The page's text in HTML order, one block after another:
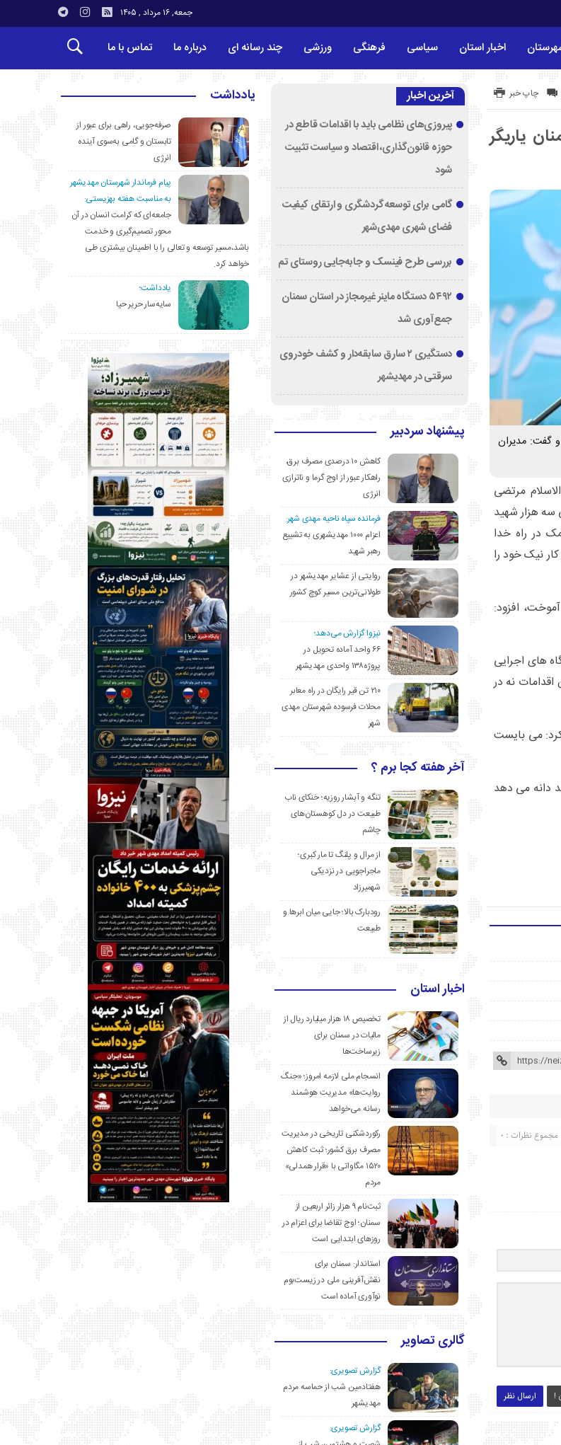
جمعه, ۱۶ مرداد , ۱۴۰۵
اخبار استان سیاسی فرهنگی ورزشی چند رسانه ای درباره ما تماس با ما
چاپ خبر
یاریگر
و گفت: مدیران
مرتضی
سه هزار شهید
در راه خدا
نیک خود را
افزود:
های اجرایی
نه در
می بایست
دانه می دهد
مجموع نظرات : 0
ارسال نظر !
آخرین اخبار
پیروزی‌های نظامی باید با اقدامات قاطع در
حوزه قانون‌گذاری، اقتصاد و سیاست تثبیت
شود
گامی برای توسعه گردشگری و ارتقای کیفیت
فضای شهری مهدی‌شهر
بررسی طرح فینسک و جابه‌جایی روستای تم
۵۴۹۲ دستگاه ماینر غیرمجاز در استان سمنان
جمع‌آوری شد
دستگیری ۲ سارق سابقه‌دار و کشف خودروی
سرقتی در مهدیشهر
پیشنهاد سردبیر
کاهش ۱۰ درصدی مصرف برق،
راهکار عبور از اوج گرما و ناترازی
انرژی
فرمانده سپاه ناحیه مهدی شهر:
اعزام ۱۰۰۰ مهدیشهری به تشییع
رهبر شهید
روایتی از عشایر مهدیشهر در
طولانی‌ترین مسیر کوچ کشور
نیزوا گزارش می‌دهد؛
۶۶ واحد آماده تحویل در
پروژه۱۳۸ واحدی مهدیشهر
۲۱۰ تن قیر رایگان در راه معابر
محلات فرسوده شهرستان مهدی
شهر
آخر هفته کجا برم ؟
تنگه و آبشار روزیه؛ خنکای ناب
طبیعت در دل کوهستان‌های
چاشم
از مرال و پلنگ تا مار کبری؛
ماجراجویی در نزدیکی
شهمیرزاد
رودبارک بالا؛ جایی میان ابرها و
طبیعت
اخبار استان
تخصیص ۱۸ هزار میلیارد ریال از
مالیات در سمنان برای
زیرساخت‌ها
انسجام ملی لازمه امروز؛ «جنگ
روایت‌ها» مدیریت هوشمند
رسانه می‌خواهد
رکوردشکنی تاریخی در مدیریت
مصرف برق کشور؛ ثبت کاهش
۱۵۲۰ مگاواتی با «قرار همدلی»
مردم
ثبت‌نام ۹ هزار زائر اربعین از
سمنان؛ اوج تقاضا برای اعزام در
روزهای ابتدایی است
استاندار: سمنان برای
نقش‌آفرینی ملی در زیست‌بوم
نوآوری آماده است
گالری تصاویر
گزارش تصویری:
هفتادمین شب از حماسه مردم
مهدیشهر
گزارش تصویری:
یادداشت
صرفه‌جویی، راهی برای عبور از
تابستان و گامی به‌سوی آینده
انرژی
پیام فرماندار شهرستان مهدیشهر
به مناسبت هفته بهزیستی:
جامعه‌ای که کرامت انسان در آن
محور تصمیم‌گیری و خدمت
باشد،مسیر توسعه و تعالی را با اطمینان بیشتری طی
خواهد کرد.
یادداشت؛
سایه‌سار حریر حیا